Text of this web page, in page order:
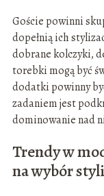
Goście powinni
dopełnią ich
dobrane kolczyki,
torebki mogą być
dodatki powinny
zadaniem jest
dominowanie nad
Trendy w
na wybór